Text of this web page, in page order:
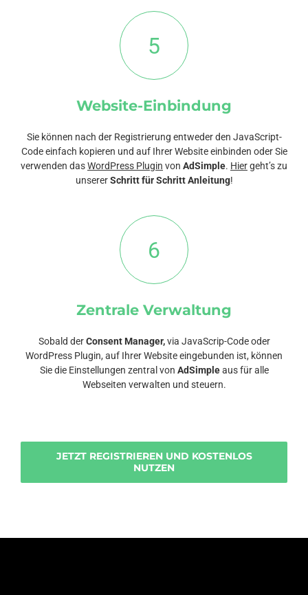
5
Website-Einbindung
Sie können nach der Registrierung entweder den JavaScript-
Code einfach kopieren und auf Ihrer Website einbinden oder Sie
verwenden dasWordPress Plugin von AdSimple. Hiergeht’s zu
unsererSchritt für Schritt Anleitung!
6
Zentrale Verwaltung
Sobald derConsent Manager,via JavaScrip-Code oder
WordPress Plugin, auf Ihrer Website eingebunden ist, können
Sie die Einstellungen zentral von AdSimpleaus für alle
Webseiten verwalten und steuern.
JETZT REGISTRIEREN UND KOSTENLOS
NUTZEN